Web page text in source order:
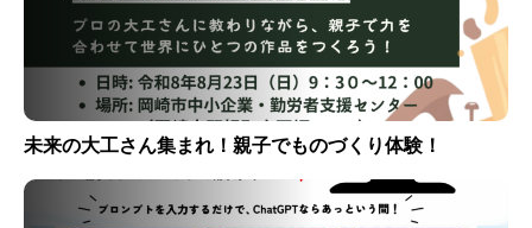
未来の大工さん集まれ！親子でものづくり体験！